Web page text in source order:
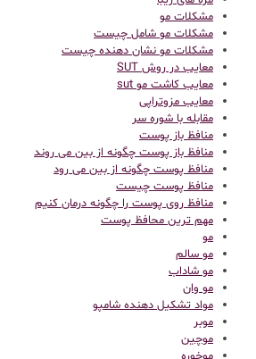
مشکلات مو
مشکلات مو شامل چیست
مشکلات مو نشان دهنده چیست
معایب در روش SUT
معایب کاشت مو sut
معایب مزوتراپی
مقابله با شوره سر
منافظ باز پوست
منافظ باز پوست چگونه از بین می روند
منافظ پوست چگونه از بین می رود
منافظ پوست چیست
منافظ روی پوست را چگونه درمان کنیم
مهم ترین محافظ پوست
مو
مو سالم
مو شاداب
مو وان
مواد تشکیل دهنده شامپو
موبر
موچین